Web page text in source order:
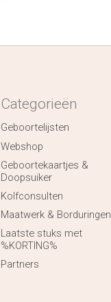
Categorieën
Geboortelijsten
Webshop
Geboortekaartjes &
Doopsuiker
Kolfconsulten
Maatwerk & Borduringen
Laatste stuks met
%KORTING%
Partners